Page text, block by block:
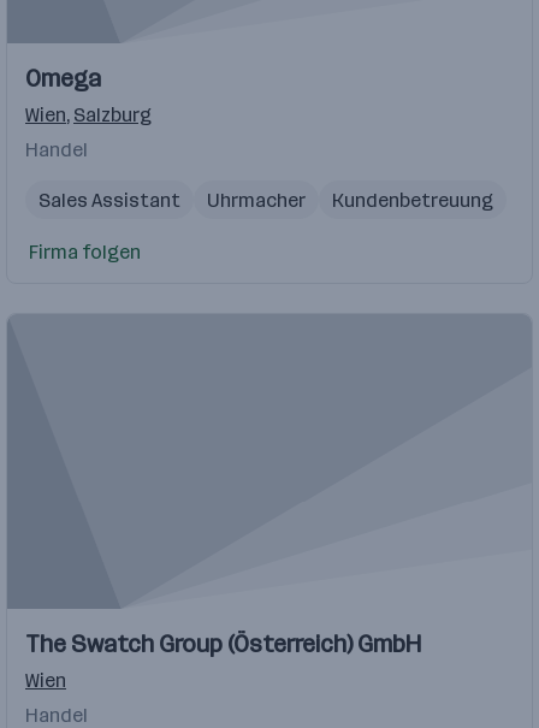
Omega
Wien, Salzburg
Handel
Sales Assistant Uhrmacher Kundenbetreuung
Firma folgen
The Swatch Group (Österreich) GmbH
Wien
Handel